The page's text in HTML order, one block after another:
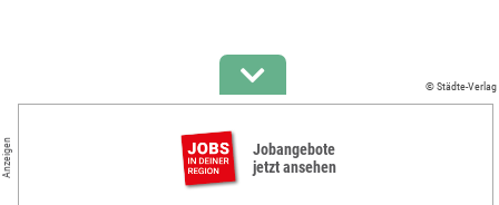
© Städte-Verlag
Anzeigen
Jobangebote
jetzt ansehen